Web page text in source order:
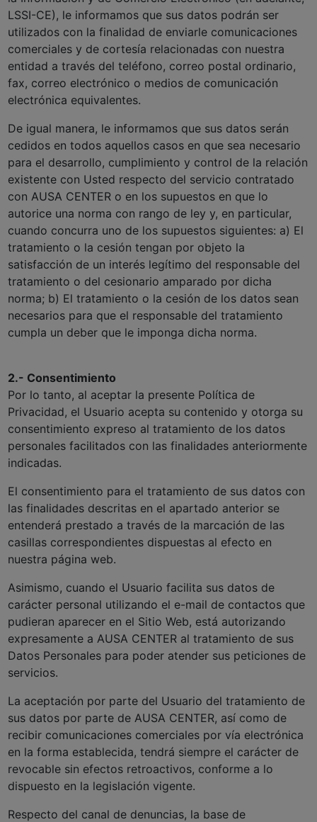
LSSI-CE), le informamos que sus datos podrán ser
utilizados con la finalidad de enviarle comunicaciones
comerciales y de cortesía relacionadas con nuestra
entidad a través del teléfono, correo postal ordinario,
fax, correo electrónico o medios de comunicación
electrónica equivalentes.
De igual manera, le informamos que sus datos serán
cedidos en todos aquellos casos en que sea necesario
para el desarrollo, cumplimiento y control de la relación
existente con Usted respecto del servicio contratado
con AUSA CENTER o en los supuestos en que lo
autorice una norma con rango de ley y, en particular,
cuando concurra uno de los supuestos siguientes: a) El
tratamiento o la cesión tengan por objeto la
satisfacción de un interés legítimo del responsable del
tratamiento o del cesionario amparado por dicha
norma; b) El tratamiento o la cesión de los datos sean
necesarios para que el responsable del tratamiento
cumpla un deber que le imponga dicha norma.
2.- Consentimiento
Por lo tanto, al aceptar la presente Política de
Privacidad, el Usuario acepta su contenido y otorga su
consentimiento expreso al tratamiento de los datos
personales facilitados con las finalidades anteriormente
indicadas.
El consentimiento para el tratamiento de sus datos con
las finalidades descritas en el apartado anterior se
entenderá prestado a través de la marcación de las
casillas correspondientes dispuestas al efecto en
nuestra página web.
Asimismo, cuando el Usuario facilita sus datos de
carácter personal utilizando el e-mail de contactos que
pudieran aparecer en el Sitio Web, está autorizando
expresamente a AUSA CENTER al tratamiento de sus
Datos Personales para poder atender sus peticiones de
servicios.
La aceptación por parte del Usuario del tratamiento de
sus datos por parte de AUSA CENTER, así como de
recibir comunicaciones comerciales por vía electrónica
en la forma establecida, tendrá siempre el carácter de
revocable sin efectos retroactivos, conforme a lo
dispuesto en la legislación vigente.
Respecto del canal de denuncias, la base de